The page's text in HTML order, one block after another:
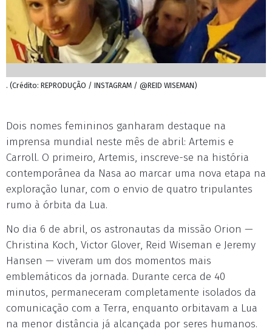
. (Crédito: REPRODUÇÃO / INSTAGRAM / @REID WISEMAN)
Dois nomes femininos ganharam destaque na
imprensa mundial neste mês de abril: Artemis e
Carroll. O primeiro, Artemis, inscreve-se na história
contemporânea da Nasa ao marcar uma nova etapa na
exploração lunar, com o envio de quatro tripulantes
rumo à órbita da Lua.
No dia 6 de abril, os astronautas da missão Orion —
Christina Koch, Victor Glover, Reid Wiseman e Jeremy
Hansen — viveram um dos momentos mais
emblemáticos da jornada. Durante cerca de 40
minutos, permaneceram completamente isolados da
comunicação com a Terra, enquanto orbitavam a Lua
na menor distância já alcançada por seres humanos.